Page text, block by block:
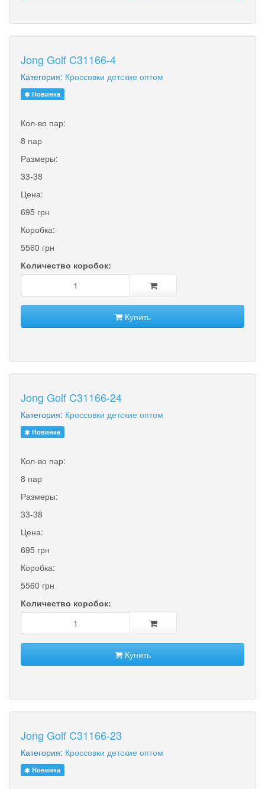
Jong Golf C31166-4
Категория: Кроссовки детские оптом
Новинка
Кол-во пар:
8 пар
Размеры:
33-38
Цена:
695 грн
Коробка:
5560 грн
Количество коробок:
Купить
Jong Golf C31166-24
Категория: Кроссовки детские оптом
Новинка
Кол-во пар:
8 пар
Размеры:
33-38
Цена:
695 грн
Коробка:
5560 грн
Количество коробок:
Купить
Jong Golf C31166-23
Категория: Кроссовки детские оптом
Новинка